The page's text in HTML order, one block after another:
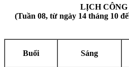
LỊCH
(Tuần 08, từ ngày 14 tháng 10
Buổi Sáng